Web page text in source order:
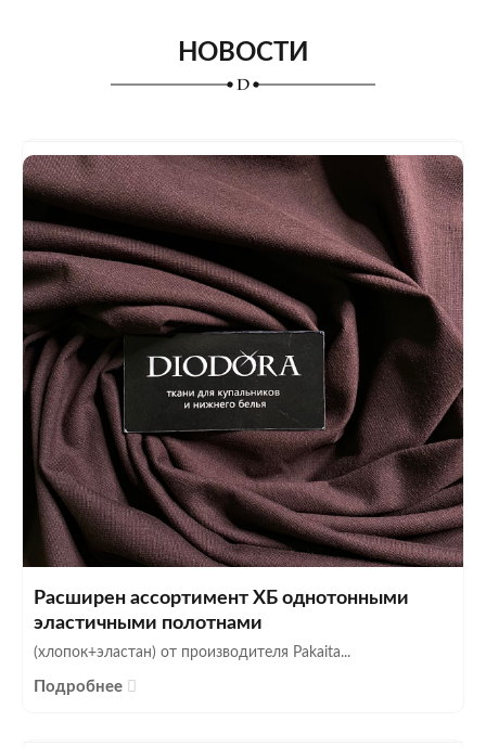
НОВОСТИ
Расширен ассортимент ХБ однотонными
эластичными полотнами
(хлопок+эластан) от производителя Pakaita...
Подробнее